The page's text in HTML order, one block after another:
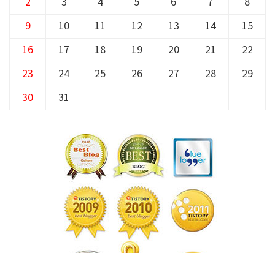
2 3 4 5 6 7 8
9 10 11 12 13 14 15
16 17 18 19 20 21 22
23 24 25 26 27 28 29
30 31